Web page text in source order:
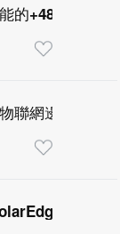
的+48 V熱插拔
聯網邊緣節點
舉辦太